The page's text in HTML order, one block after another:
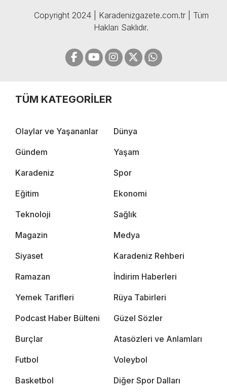
Copyright 2024 | Karadenizgazete.com.tr | Tüm
Hakları Saklıdır.
TÜM KATEGORİLER
Olaylar ve Yaşananlar Dünya
Gündem Yaşam
Karadeniz Spor
Eğitim Ekonomi
Teknoloji Sağlık
Magazin Medya
Siyaset Karadeniz Rehberi
Ramazan İndirim Haberleri
Yemek Tarifleri Rüya Tabirleri
Podcast Haber Bülteni Güzel Sözler
Burçlar Atasözleri ve Anlamları
Futbol Voleybol
Basketbol Diğer Spor Dalları